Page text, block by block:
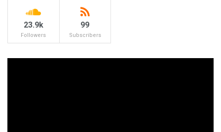
23.9k
Followers
99
Subscribers